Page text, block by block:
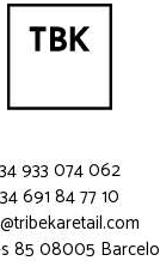
933 074 062
691 84 77 10
85 08005